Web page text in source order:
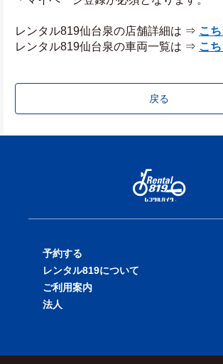
レンタル819仙台泉の店舗詳細は ⇒ こち
レンタル819仙台泉の車両一覧は ⇒ こち
戻る
予約する
バイクを探す
店舗を探す
レンタル819について
料金表
ご利用案内
法人